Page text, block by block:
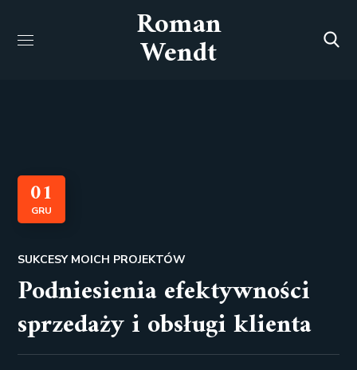
Roman
Wendt
01
GRU
SUKCESY MOICH PROJEKTÓW
Podniesienia efektywności
sprzedaży i obsługi klienta